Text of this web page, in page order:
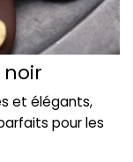
et élégants,
pour les